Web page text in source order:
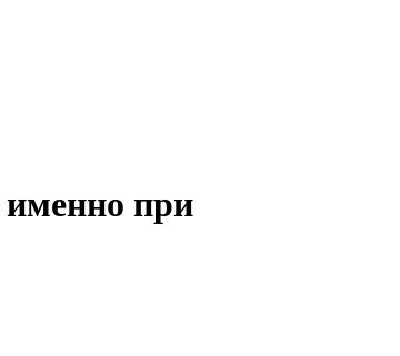
именно при